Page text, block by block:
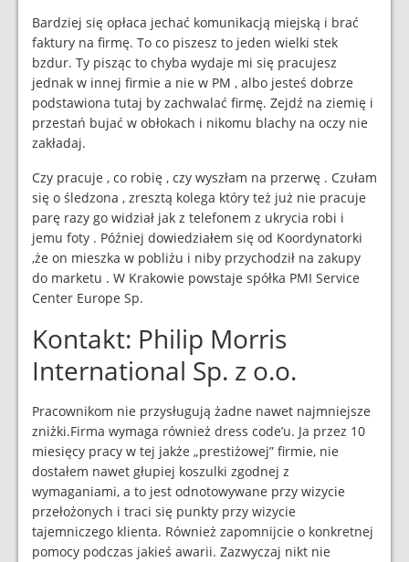
Bardziej się opłaca jechać komunikacją miejską i brać
faktury na firmę. To co piszesz to jeden wielki stek
bzdur. Ty pisząc to chyba wydaje mi się pracujesz
jednak w innej firmie a nie w PM , albo jesteś dobrze
podstawiona tutaj by zachwalać firmę. Zejdź na ziemię i
przestań bujać w obłokach i nikomu blachy na oczy nie
zakładaj.
Czy pracuje , co robię , czy wyszłam na przerwę . Czułam
się o śledzona , zresztą kolega który też już nie pracuje
parę razy go widział jak z telefonem z ukrycia robi i
jemu foty . Później dowiedziałem się od Koordynatorki
,że on mieszka w pobliżu i niby przychodził na zakupy
do marketu . W Krakowie powstaje spółka PMI Service
Center Europe Sp.
Kontakt: Philip Morris
International Sp. z o.o.
Pracownikom nie przysługują żadne nawet najmniejsze
zniżki.Firma wymaga również dress code’u. Ja przez 10
miesięcy pracy w tej jakże „prestiżowej” firmie, nie
dostałem nawet głupiej koszulki zgodnej z
wymaganiami, a to jest odnotowywane przy wizycie
przełożonych i traci się punkty przy wizycie
tajemniczego klienta. Również zapomnijcie o konkretnej
pomocy podczas jakieś awarii. Zazwyczaj nikt nie